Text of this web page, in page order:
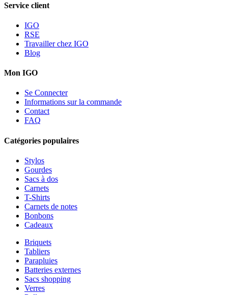
Service client
IGO
RSE
Travailler chez IGO
Blog
Mon IGO
Se Connecter
Informations sur la commande
Contact
FAQ
Catégories populaires
Stylos
Gourdes
Sacs à dos
Carnets
T-Shirts
Carnets de notes
Bonbons
Cadeaux
Briquets
Tabliers
Parapluies
Batteries externes
Sacs shopping
Verres